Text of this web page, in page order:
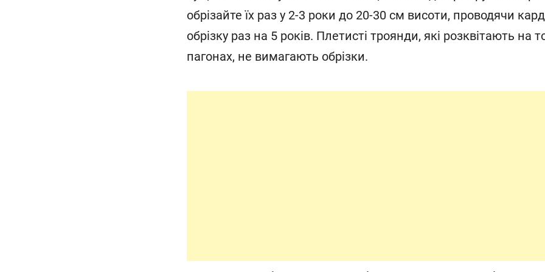
обрізайте їх раз у 2-3 роки до 20-30 см висоти, проводячи
обрізку раз на 5 років. Плетисті троянди, які розквітають на
пагонах, не вимагають обрізки.